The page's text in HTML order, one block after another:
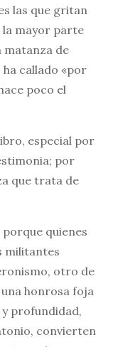
las que gritan
la mayor parte
matanza de
callado «por
poco el
especial por
por
que trata de
quienes
militantes
otro de
honrosa foja
profundidad,
convierten